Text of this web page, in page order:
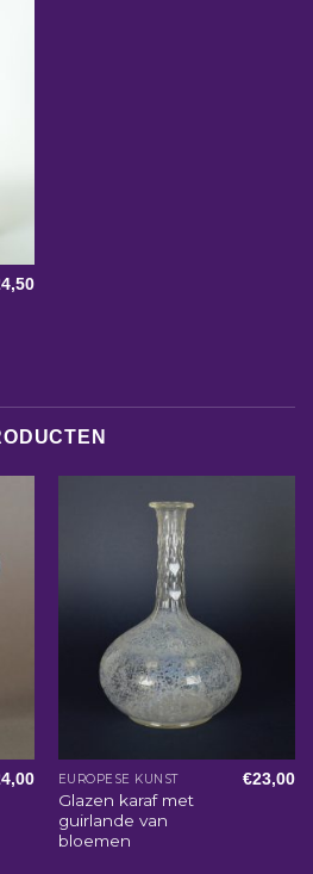
EUROPESE KUNST
Glazen karaf met
guirlande van
bloemen
€23,00